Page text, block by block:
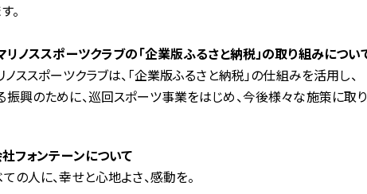
。
ノススポーツクラブの「企業版ふるさと納税」の取り組みについ
ススポーツクラブは、「企業版ふるさと納税」の仕組みを活用し、
興のために、巡回スポーツ事業をはじめ、今後様々な施策に取り
フォンテーンについて
の人に、幸せと心地よさ、感動を。